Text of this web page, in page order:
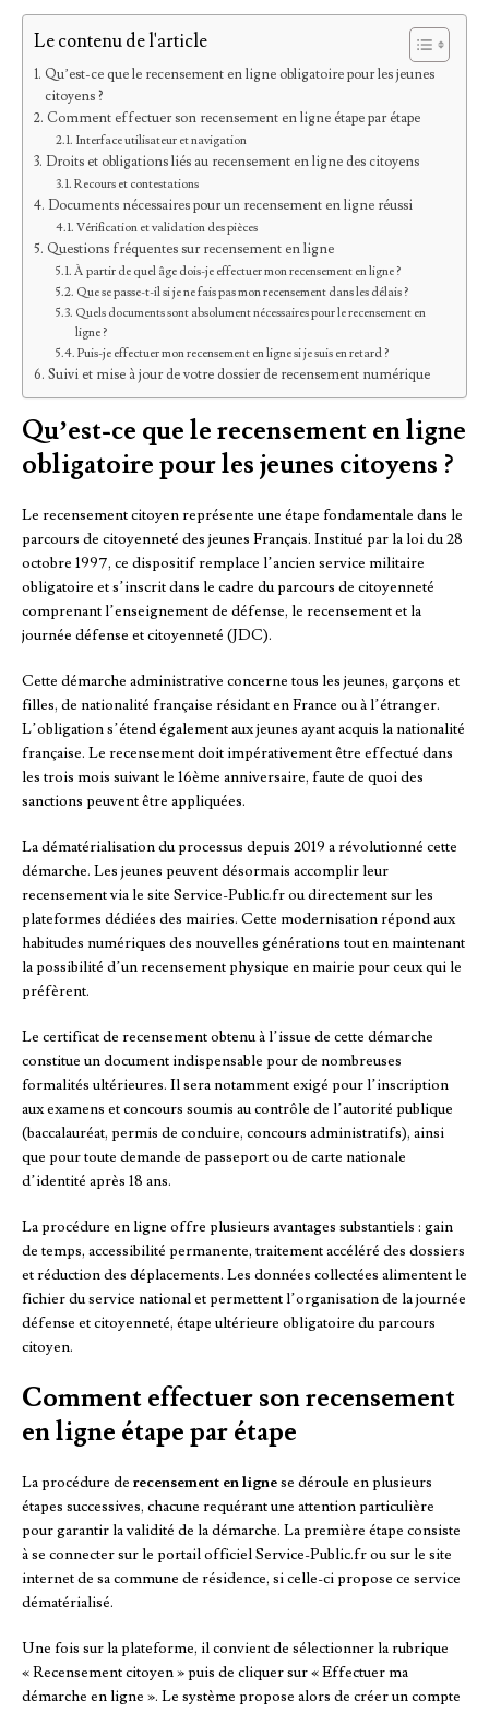
Le contenu de l'article
Qu’est-ce que le recensement en ligne obligatoire pour les jeunes
citoyens ?
Comment effectuer son recensement en ligne étape par étape
Interface utilisateur et navigation
Droits et obligations liés au recensement en ligne des citoyens
Recours et contestations
Documents nécessaires pour un recensement en ligne réussi
Vérification et validation des pièces
Questions fréquentes sur recensement en ligne
À partir de quel âge dois-je effectuer mon recensement en ligne ?
Que se passe-t-il si je ne fais pas mon recensement dans les délais ?
Quels documents sont absolument nécessaires pour le recensement en
ligne ?
Puis-je effectuer mon recensement en ligne si je suis en retard ?
Suivi et mise à jour de votre dossier de recensement numérique
Qu’est-ce que le recensement en ligne
obligatoire pour les jeunes citoyens ?
Le recensement citoyen représente une étape fondamentale dans le
parcours de citoyenneté des jeunes Français. Institué par la loi du 28
octobre 1997, ce dispositif remplace l’ancien service militaire
obligatoire et s’inscrit dans le cadre du parcours de citoyenneté
comprenant l’enseignement de défense, le recensement et la
journée défense et citoyenneté (JDC).
Cette démarche administrative concerne tous les jeunes, garçons et
filles, de nationalité française résidant en France ou à l’étranger.
L’obligation s’étend également aux jeunes ayant acquis la nationalité
française. Le recensement doit impérativement être effectué dans
les trois mois suivant le 16ème anniversaire, faute de quoi des
sanctions peuvent être appliquées.
La dématérialisation du processus depuis 2019 a révolutionné cette
démarche. Les jeunes peuvent désormais accomplir leur
recensement via le site Service-Public.fr ou directement sur les
plateformes dédiées des mairies. Cette modernisation répond aux
habitudes numériques des nouvelles générations tout en maintenant
la possibilité d’un recensement physique en mairie pour ceux qui le
préfèrent.
Le certificat de recensement obtenu à l’issue de cette démarche
constitue un document indispensable pour de nombreuses
formalités ultérieures. Il sera notamment exigé pour l’inscription
aux examens et concours soumis au contrôle de l’autorité publique
(baccalauréat, permis de conduire, concours administratifs), ainsi
que pour toute demande de passeport ou de carte nationale
d’identité après 18 ans.
La procédure en ligne offre plusieurs avantages substantiels : gain
de temps, accessibilité permanente, traitement accéléré des dossiers
et réduction des déplacements. Les données collectées alimentent le
fichier du service national et permettent l’organisation de la journée
défense et citoyenneté, étape ultérieure obligatoire du parcours
citoyen.
Comment effectuer son recensement
en ligne étape par étape
La procédure de recensement en lignese déroule en plusieurs
étapes successives, chacune requérant une attention particulière
pour garantir la validité de la démarche. La première étape consiste
à se connecter sur le portail officiel Service-Public.fr ou sur le site
internet de sa commune de résidence, si celle-ci propose ce service
dématérialisé.
Une fois sur la plateforme, il convient de sélectionner la rubrique
« Recensement citoyen » puis de cliquer sur « Effectuer ma
démarche en ligne ». Le système propose alors de créer un compte